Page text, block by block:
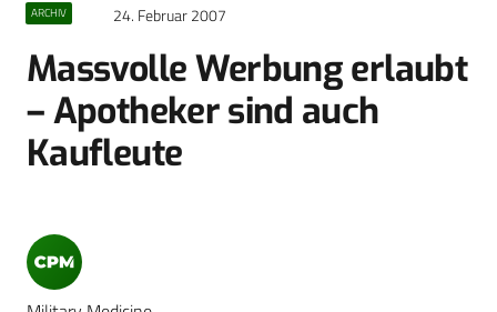
ARCHIV 24. Februar 2007
Massvolle Werbung erlaubt
– Apotheker sind auch
Kaufleute